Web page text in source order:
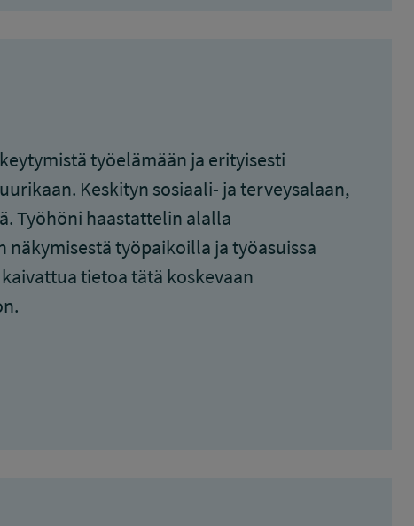
työelämään ja erityisesti
Keskityn sosiaali- ja terveysalaan,
Työhöni haastattelin alalla
työpaikoilla ja työasuissa
tietoa tätä koskevaan